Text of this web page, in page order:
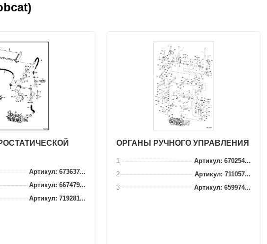
Артикул: 673637...
Артикул: 667479...
Артикул: 719281...
ОРГАНЫ РУЧНОГО УПРАВЛЕНИЯ
1
Артикул: 670254...
2
Артикул: 711057...
3
Артикул: 659974...